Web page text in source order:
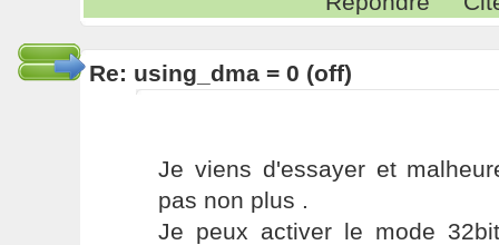
Re: using_dma = 0 (off)
Je viens d'essayer et
pas non plus .
Je peux activer le mode